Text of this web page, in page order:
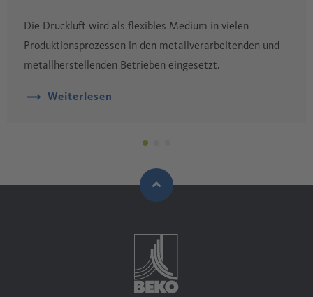
Die Druckluft wird als flexibles Medium in vielen
Produktionsprozessen in den metallverarbeitenden und
metallherstellenden Betrieben eingesetzt.
Weiterlesen